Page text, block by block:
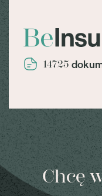
14725
Chcę